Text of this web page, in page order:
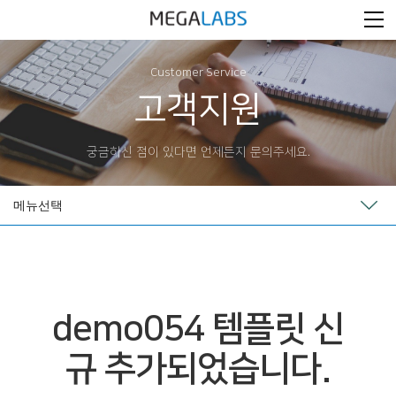
Customer Service
고객지원
궁금하신 점이 있다면 언제든지 문의주세요.
메뉴선택
demo054 템플릿 신
규 추가되었습니다.